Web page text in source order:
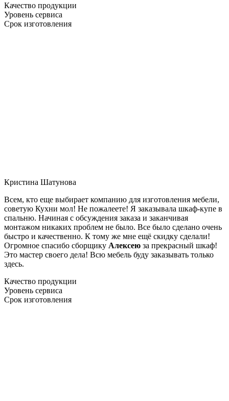
Качество продукции
Уровень сервиса
Срок изготовления
Кристина Шатунова
Всем, кто еще выбирает компанию для изготовления мебели,
советую Кухни мол! Не пожалеете! Я заказывала шкаф-купе в
спальню. Начиная с обсуждения заказа и заканчивая
монтажом никаких проблем не было. Все было сделано очень
быстро и качественно. К тому же мне ещё скидку сделали!
Огромное спасибо сборщику Алексею за прекрасный шкаф!
Это мастер своего дела! Всю мебель буду заказывать только
здесь.
Качество продукции
Уровень сервиса
Срок изготовления